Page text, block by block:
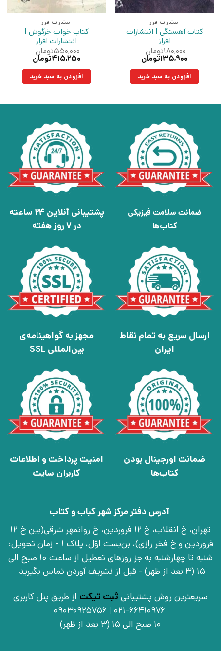
انتشارات افراز
کتاب آهستگی | انتشارات
افراز
۱۸۰,۰۰۰تومان
قیمت
۱۸۰,۰۰۰تومان
بود.
۱۳۵,۹۰۰تومان
۱۳۵,۹۰۰تومان.افزودن به سبد خرید
انتشارات افراز
کتاب خواب خرگوش |
انتشارات افراز
۵۵۰,۰۰۰تومان
قیمت
۵۵۰,۰۰۰تومان
بود.
۴۱۵,۲۵۰تومان
۴۱۵,۲۵۰تومان.افزودن به سبد خرید
ضمانت سلامت فیزیکی
کتاب‌ها
پشتیبانی آنلاین 24 ساعته
در 7 روز هفته
ارسال سریع به تمام نقاط
ایران
مجهز به گواهینامه‌ی
بین‌المللی SSL
ضمانت اورجینال بودن
کتاب‌ها
امنیت پرداخت و اطلاعات
کاربران سایت
آدرس دفتر مرکز شهر کباب و کتاب
تهران، خ انقلاب، خ 12 فروردین، خ روانمهر شرقی(بین خ 12
فروردین و خ فخر رازی)، بن‌بست اوّل، پلاک 1 - زمان تحویل:
شنبه تا چهارشنبه به جز روزهای تعطیل از ساعت 10 صبح الی
15 (3 بعد از ظهر) - قبل از تشریف آوردن تماس بگیرید
سریعترین روش پشتیبانی ثبت تیکت از طریق پنل کاربری
021-66410976 | 09030925756
10 صبح الی 15 (3 بعد از ظهر)